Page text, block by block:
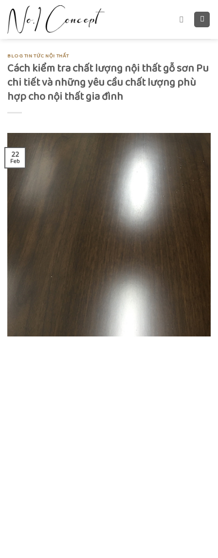
Skip
content
BLOG TIN TỨC NỘI THẤT
Cách kiểm tra chất lượng nội thất gỗ sơn Pu
chi tiết và những yêu cầu chất lượng phù
hợp cho nội thất gia đình
22
Feb